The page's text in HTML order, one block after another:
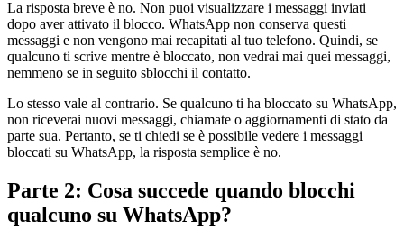
La risposta breve è no. Non puoi visualizzare i messaggi inviati
dopo aver attivato il blocco. WhatsApp non conserva questi
messaggi e non vengono mai recapitati al tuo telefono. Quindi, se
qualcuno ti scrive mentre è bloccato, non vedrai mai quei messaggi,
nemmeno se in seguito sblocchi il contatto.
Lo stesso vale al contrario. Se qualcuno ti ha bloccato su WhatsApp,
non riceverai nuovi messaggi, chiamate o aggiornamenti di stato da
parte sua. Pertanto, se ti chiedi se è possibile vedere i messaggi
bloccati su WhatsApp, la risposta semplice è no.
Parte 2: Cosa succede quando blocchi
qualcuno su WhatsApp?